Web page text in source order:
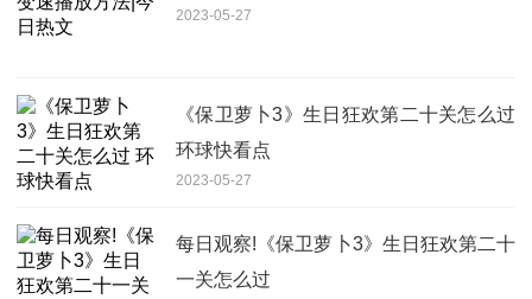
2023-05-27
《保卫萝卜3》生日狂欢第二十关怎么过
环球快看点
2023-05-27
每日观察!《保卫萝卜3》生日狂欢第二十
一关怎么过